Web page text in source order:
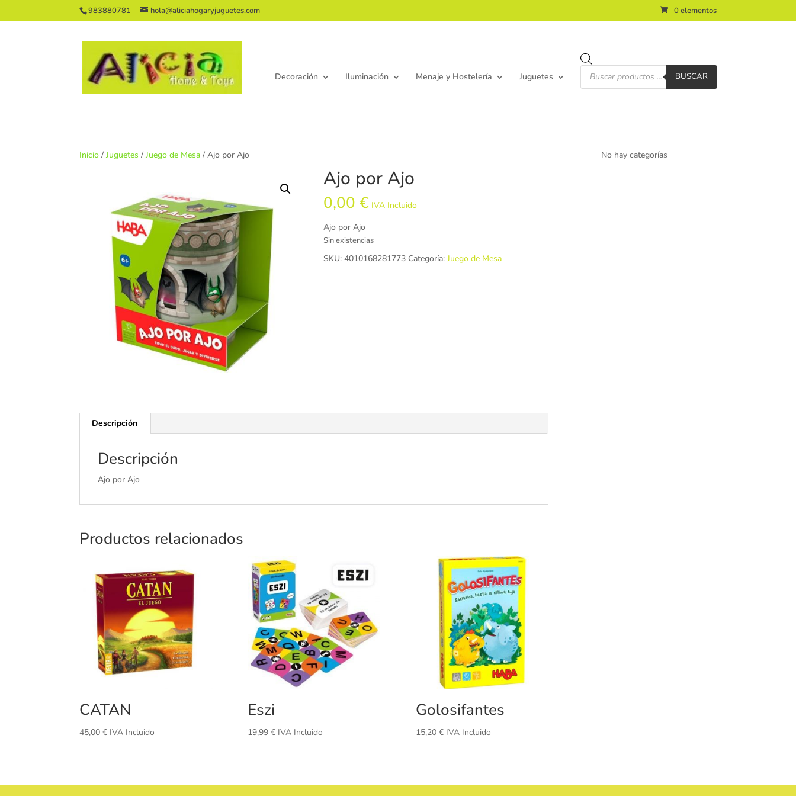
983880781 hola@aliciahogaryjuguetes.com 0 elementos
Decoración Iluminación Menaje y Hostelería Juguetes
Búsqueda
productos
BUSCAR
Inicio /Juguetes /Juego de Mesa / Ajo por Ajo
Ajo por Ajo
0,00€ IVA Incluido
Ajo por Ajo
Sin existencias
SKU:4010168281773 Categoría:Juego de Mesa
Descripción
Descripción
Ajo por Ajo
Productos relacionados
CATAN
45,00€ IVA Incluido
Eszi
19,99 € IVA Incluido
Golosifantes
15,20 € IVA Incluido
No hay categorías